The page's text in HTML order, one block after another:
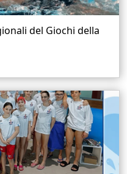
del Giochi della